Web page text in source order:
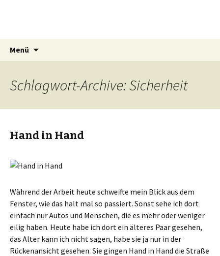
Menü
Schlagwort-Archive: Sicherheit
Hand in Hand
Während der Arbeit heute schweifte mein Blick aus dem
Fenster, wie das halt mal so passiert. Sonst sehe ich dort
einfach nur Autos und Menschen, die es mehr oder weniger
eilig haben. Heute habe ich dort ein älteres Paar gesehen,
das Alter kann ich nicht sagen, habe sie ja nur in der
Rückenansicht gesehen. Sie gingen Hand in Hand die Straße